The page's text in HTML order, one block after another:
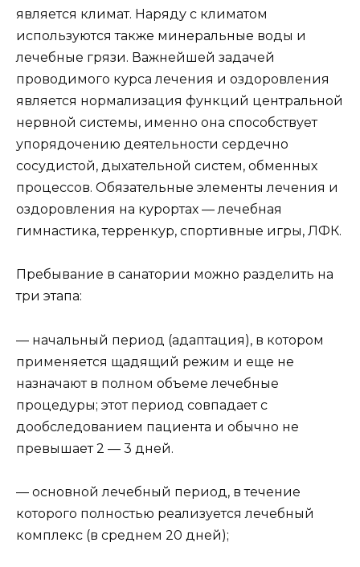
является климат. Наряду с климатом
используются также минеральные воды и
лечебные грязи. Важнейшей задачей
проводимого курса лечения и оздоровления
является нормализация функций центральной
нервной системы, именно она способствует
упорядочению деятельности сердечно
сосудистой, дыхательной систем, обменных
процессов. Обязательные элементы лечения и
оздоровления на курортах — лечебная
гимнастика, терренкур, спортивные игры, ЛФК.
Пребывание в санатории можно разделить на
три этапа:
— начальный период (адаптация), в котором
применяется щадящий режим и еще не
назначают в полном объеме лечебные
процедуры; этот период совпадает с
дообследованием пациента и обычно не
превышает 2 — 3 дней.
— основной лечебный период, в течение
которого полностью реализуется лечебный
комплекс (в среднем 20 дней);